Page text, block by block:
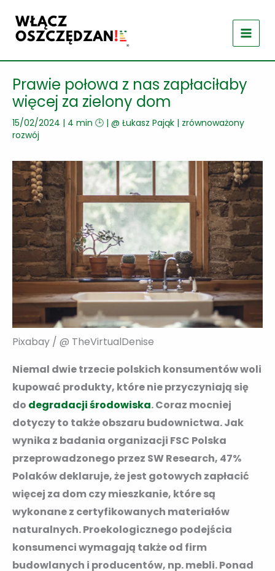
treści
Prawie połowa z nas zapłaciłaby
więcej za zielony dom
15/02/2024 | 4 min 🕒 | @ Łukasz Pająk | zrównoważony
rozwój
Pixabay / @ TheVirtualDenise
Niemal dwie trzecie polskich konsumentów woli
kupować produkty, które nie przyczyniają się
do degradacji środowiska. Coraz mocniej
dotyczy to także obszaru budownictwa. Jak
wynika z badania organizacji FSC Polska
przeprowadzonego przez SW Research, 47%
Polaków deklaruje, że jest gotowych zapłacić
więcej za dom czy mieszkanie, które są
wykonane z certyfikowanych materiałów
naturalnych. Proekologicznego podejścia
konsumenci wymagają także od firm
budowlanych i producentów, np. mebli. Ponad